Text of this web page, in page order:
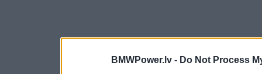
BMWPower.lv - Do Not Process